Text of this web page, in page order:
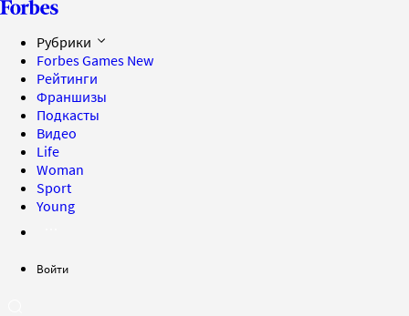
Рубрики
Forbes Games New
Рейтинги
Франшизы
Подкасты
Видео
Life
Woman
Sport
Young
Войти